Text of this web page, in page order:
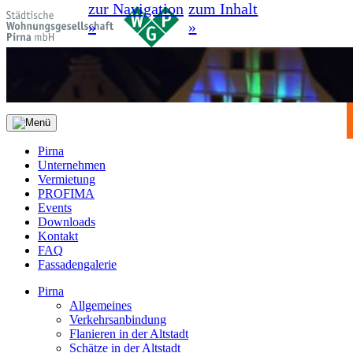
zur Navigation
»
zum Inhalt
»
Pirna
Unternehmen
Vermietung
PROFIMA
Events
Downloads
Kontakt
FAQ
Fassadengalerie
Pirna
Allgemeines
Verkehrsanbindung
Flanieren in der Altstadt
Schätze in der Altstadt